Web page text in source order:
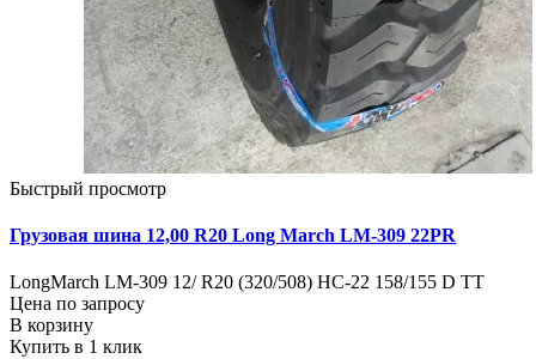
Быстрый просмотр
Грузовая шина 12,00 R20 Long March LM-309 22PR
LongMarch LM-309 12/ R20 (320/508) НС-22 158/155 D TT
Цена по запросу
В корзину
Купить в 1 клик